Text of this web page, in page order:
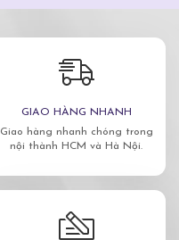
GIAO HÀNG NHANH
Giao hàng nhanh chóng trong
nội thành HCM và Hà Nội.